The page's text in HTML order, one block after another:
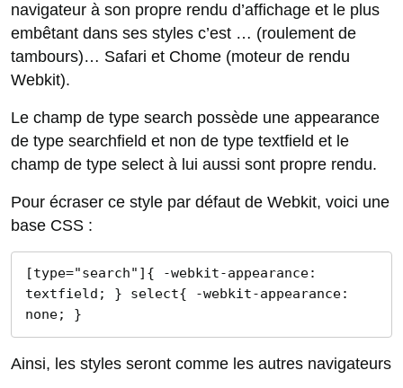
navigateur à son propre rendu d’affichage et le plus
embêtant dans ses styles c’est … (roulement de
tambours)… Safari et Chome (moteur de rendu
Webkit).
Le champ de type search possède une appearance
de type searchfield et non de type textfield et le
champ de type select à lui aussi sont propre rendu.
Pour écraser ce style par défaut de Webkit, voici une
base CSS :
[type="search"]{ -webkit-appearance:
textfield; } select{ -webkit-appearance:
none; }
Ainsi, les styles seront comme les autres navigateurs